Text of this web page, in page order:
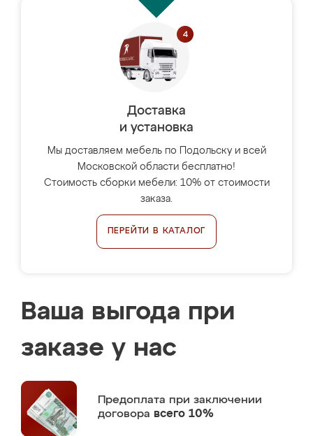
Доставка
и установка
Мы доставляем мебель по Подольску и всей
Московской области бесплатно!
Стоимость сборки мебели: 10% от стоимости
заказа.
ПЕРЕЙТИ В КАТАЛОГ
Ваша выгода при
заказе у нас
Предоплата при заключении
договора всего 10%